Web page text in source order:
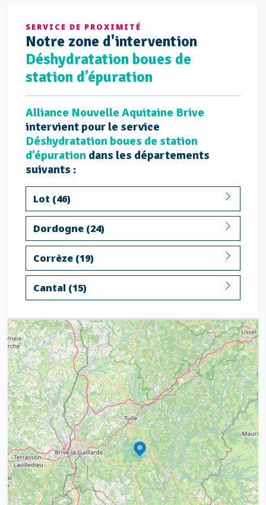
SERVICE DE PROXIMITÉ
Notre zone d'intervention
Déshydratation boues de
station d’épuration
Alliance Nouvelle Aquitaine Brive
intervient pour le service
Déshydratation boues de station
d’épuration dans les départements
suivants :
Lot (46)
Dordogne (24)
Corrèze (19)
Cantal (15)
3
6
9
6
5
6
6
12
7
8
6
7
4
20
15
8
17
17